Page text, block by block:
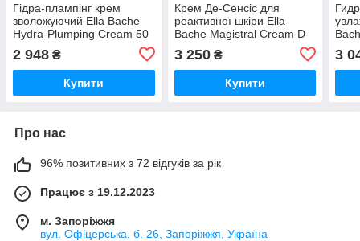
Гідра-плампінг крем
зволожуючий Ella Bache
Hydra-Plumping Cream 50
2 948 ₴
Купити
Крем Де-Сенсіс для
реактивної шкіри Ella
Bache Magistral Cream D-
3 250₴
Купити
3
Про нас
96% позитивних з 72 відгуків за рік
Працює з 19.12.2023
м. Запоріжжя
вул. Офіцерська, б. 26, Запоріжжя, Україна